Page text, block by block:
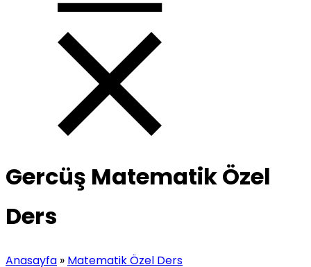
Gercüş Matematik Özel
Ders
Anasayfa » Matematik Özel Ders